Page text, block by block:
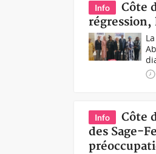
Info
Côte
régression,
Info
Côte
des Sage-